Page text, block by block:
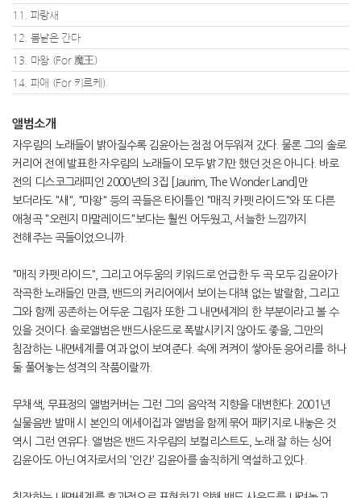
11. 파랑새
12. 봄날은 간다
13. 마왕 (For 魔王)
14. 파애 (For 키르케)
앨범소개
자우림의 노래들이 밝아질수록 김윤아는 점점 어두워져 갔다. 물론 그의 솔로
커리어 전에 발표한 자우림의 노래들이 모두 밝기만 했던 것은 아니다. 바로
전의 디스코그래피인 2000년의 3집 [Jaurim, The Wonder Land]만
보더라도 "새", "마왕" 등의 곡들은 타이틀인 "매직 카펫 라이드"와 또 다른
애청곡 "오렌지 마말레이드"보다는 훨씬 어두웠고, 서늘한 느낌까지
전해주는 곡들이었으니까.
"매직 카펫 라이드", 그리고 어두움의 키워드로 언급한 두 곡 모두 김윤아가
작곡한 노래들인 만큼, 밴드의 커리어에서 보이는 대책 없는 발랄함, 그리고
그와 함께 공존하는 어두운 그림자 또한 그 내면세계의 한 부분이라고 볼 수
있을 것이다. 솔로앨범은 밴드사운드로 폭발시키지 않아도 좋을, 그만의
침잠하는 내면세계를 여과 없이 보여준다. 속에 켜켜이 쌓아둔 응어리를 하나
둘 풀어놓는 성격의 작품이랄까.
무채색, 무표정의 앨범커버는 그런 그의 음악적 지향을 대변한다. 2001년
실물음반 발매 시 본인의 에세이집과 앨범을 함께 묶어 패키지로 내놓은 것
역시 그런 연유다. 앨범은 밴드 자우림의 보컬리스트도, 노래 잘 하는 싱어
김윤아도 아닌 여자로서의 '인간' 김윤아를 솔직하게 역설하고 있다.